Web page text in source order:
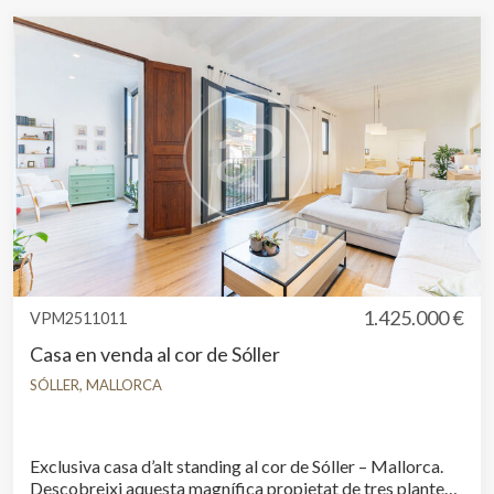
VPM2511011
1.425.000 €
Casa en venda al cor de Sóller
SÓLLER, MALLORCA
Exclusiva casa d’alt standing al cor de Sóller – Mallorca.
Descobreixi aquesta magnífica propietat de tres plantes
l'usuari per millorar la qualitat dels nostres serveis i oferir
una millor experiència a través de productes recomanats.
Marketing i publicitat
Aquestes cookies són utilitzades per emmagatzemar
informació sobre les preferències i les eleccions personals
de l'usuari a través de l'observació continuada dels seus
hàbits de navegació. Gràcies a elles, podem conèixer els
hàbits de navegació al lloc web i mostrar publicitat
relacionada amb el perfil de navegació de l'usuari.